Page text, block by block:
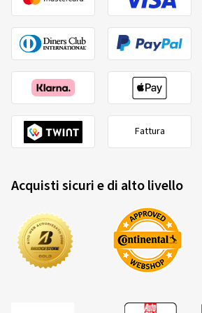
Fattura
Acquisti sicuri e di alto livello